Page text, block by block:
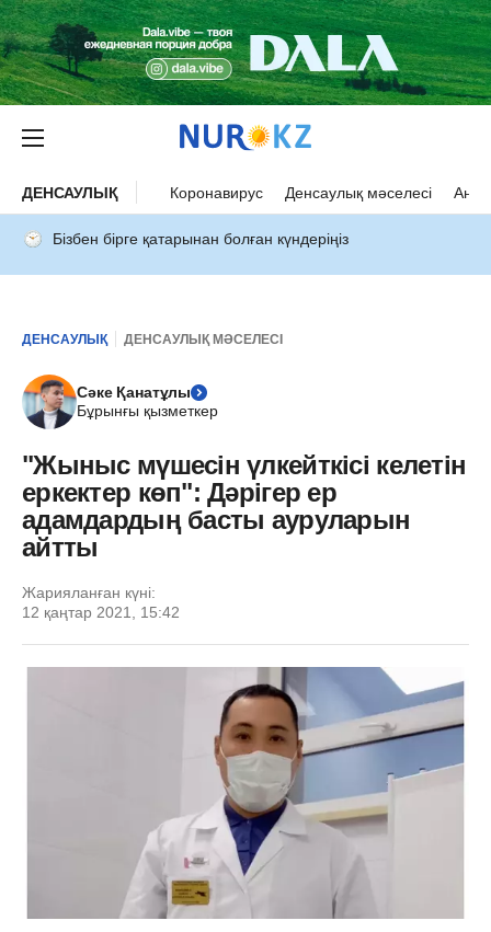
ДЕНСАУЛЫҚ Коронавирус Денсаулық мәселесі Ана
Бізбен бірге қатарынан болған күндеріңіз
ДЕНСАУЛЫҚ ДЕНСАУЛЫҚ МӘСЕЛЕСІ
Сәке Қанатұлы
Бұрынғы қызметкер
"Жыныс мүшесін үлкейткісі келетін
еркектер көп": Дәрігер ер
адамдардың басты ауруларын
айтты
Жарияланған күні:
12 қаңтар 2021, 15:42